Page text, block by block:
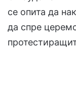
се опита да
да спре